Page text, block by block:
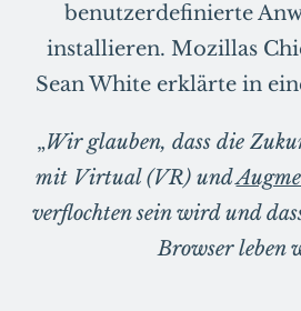
benutzerdefinierte
installieren. Mozillas
Sean White erklärte in
„Wir glauben, dass die
mit Virtual (VR) und
verflochten sein wird und
Browser leben